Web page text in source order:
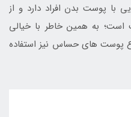
با پوست بدن افراد دارد و از
به همین خاطر با خیالی
پوست های حساس نیز استفاده